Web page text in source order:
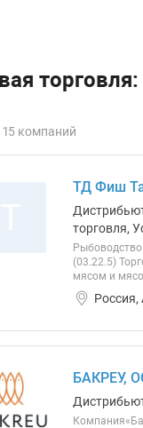
компаний
ТД Фиш
торговля,
(03.22.5)
мясом и
БАКРЕУ,